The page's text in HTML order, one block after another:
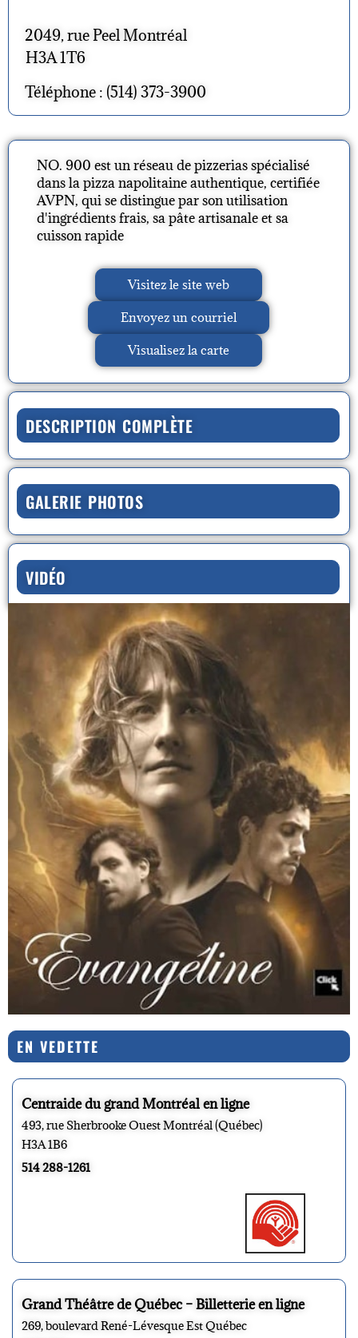
2049, rue Peel Montréal
H3A 1T6
Téléphone : (514) 373-3900
NO. 900 est un réseau de pizzerias spécialisé
dans la pizza napolitaine authentique, certifiée
AVPN, qui se distingue par son utilisation
d'ingrédients frais, sa pâte artisanale et sa
cuisson rapide
Visitez le site web
Envoyez un courriel
Visualisez la carte
DESCRIPTION COMPLÈTE
GALERIE PHOTOS
VIDÉO
EN VEDETTE
Centraide du grand Montréal en ligne
493, rue Sherbrooke Ouest Montréal (Québec)
H3A 1B6
514 288-1261
Grand Théâtre de Québec – Billetterie en ligne
269, boulevard René-Lévesque Est Québec